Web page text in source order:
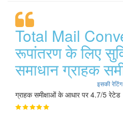
Total Mail
रूपांतरण के लिए
समाधान ग्राहक
इसकी
ग्राहक समीक्षाओं के आधार पर 4.7/5 रेटेड